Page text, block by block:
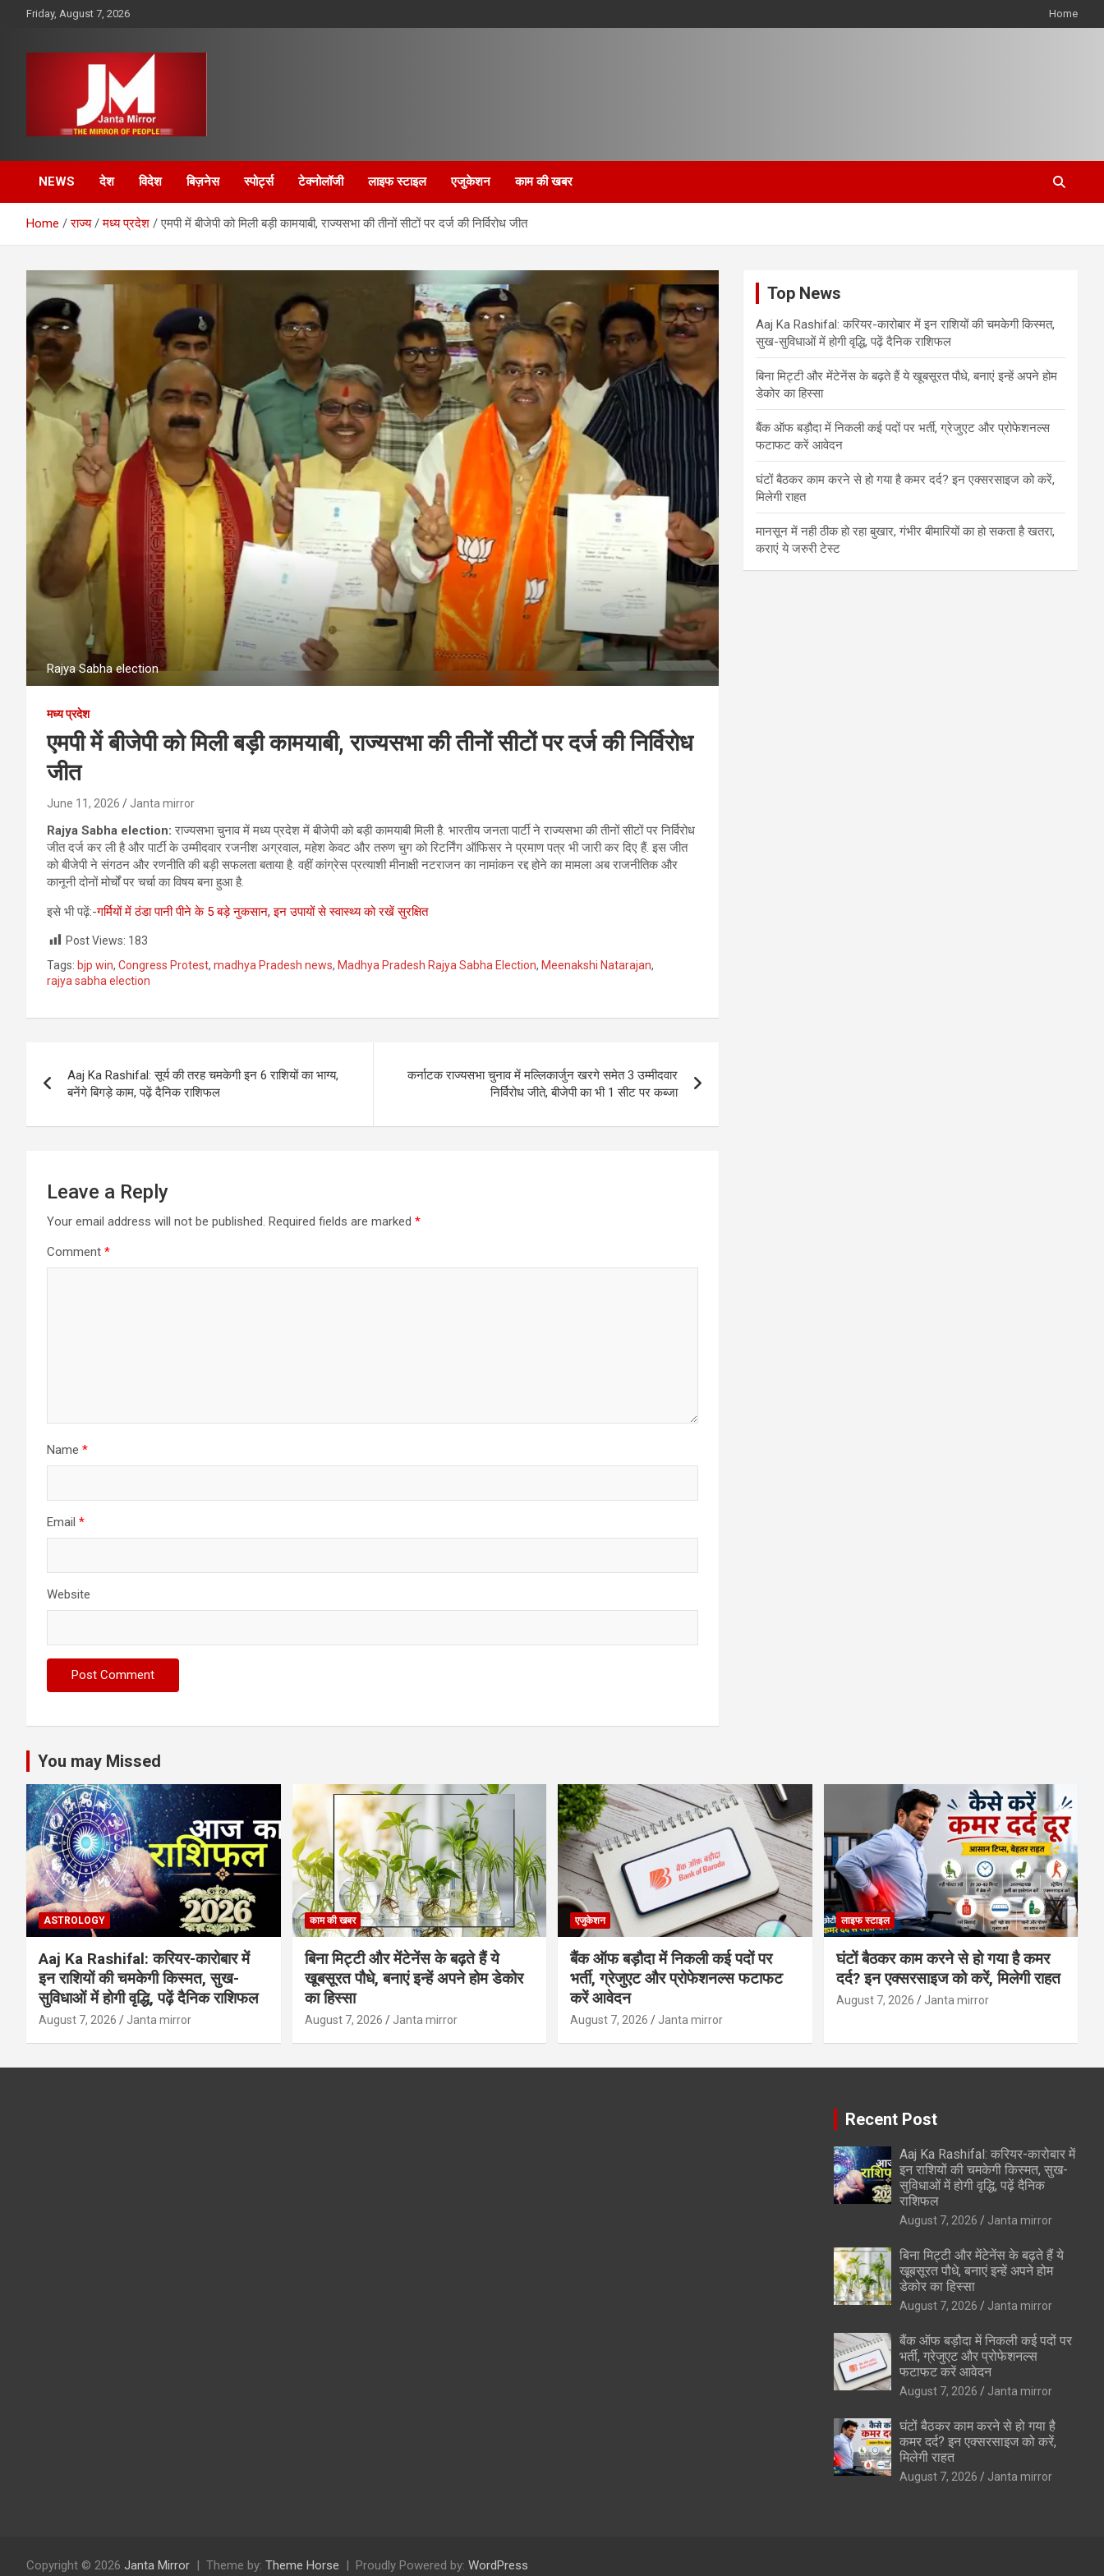
Friday, August 7, 2026 Home
Janta Mirror
NEWS देश विदेश बिज़नेस स्पोर्ट्स टेक्नोलॉजी लाइफ स्टाइल एजुकेशन काम की खबर
Home राज्य मध्य प्रदेश एमपी में बीजेपी को मिली बड़ी कामयाबी, राज्यसभा की तीनों सीटों पर दर्ज की निर्विरोध जीत
Rajya Sabha election
मध्य प्रदेश
एमपी में बीजेपी को मिली बड़ी कामयाबी, राज्यसभा की तीनों सीटों पर दर्ज की निर्विरोध
जीत
June 11, 2026 Janta mirror
Rajya Sabha election:राज्यसभा चुनाव में मध्य प्रदेश में बीजेपी को बड़ी कामयाबी मिली है. भारतीय जनता पार्टी ने राज्यसभा की तीनों सीटों पर निर्विरोध
जीत दर्ज कर ली है और पार्टी के उम्मीदवार रजनीश अग्रवाल, महेश केवट और तरुण चुग को रिटर्निंग ऑफिसर ने प्रमाण पत्र भी जारी कर दिए हैं. इस जीत
को बीजेपी ने संगठन और रणनीति की बड़ी सफलता बताया है. वहीं कांग्रेस प्रत्याशी मीनाक्षी नटराजन का नामांकन रद्द होने का मामला अब राजनीतिक और
कानूनी दोनों मोर्चों पर चर्चा का विषय बना हुआ है.
इसे भी पढ़ें:-गर्मियों में ठंडा पानी पीने के 5 बड़े नुकसान, इन उपायों से स्वास्थ्य को रखें सुरक्षित
Post Views: 183
Tags: bjp win, Congress Protest, madhya Pradesh news, Madhya Pradesh Rajya Sabha Election, Meenakshi Natarajan,
rajya sabha election
navigation
Aaj Ka Rashifal: सूर्य की तरह चमकेगी इन 6 राशियों का भाग्य,
बनेंगे बिगड़े काम, पढ़ें दैनिक राशिफल
कर्नाटक राज्यसभा चुनाव में मल्लिकार्जुन खरगे समेत 3 उम्मीदवार
निर्विरोध जीते, बीजेपी का भी 1 सीट पर कब्जा
Leave a Reply
Your email address will not be published. Required fields are marked *
Comment *
Name *
Email *
Website
Top News
Aaj Ka Rashifal: करियर-कारोबार में इन राशियों की चमकेगी किस्मत,
सुख-सुविधाओं में होगी वृद्धि, पढ़ें दैनिक राशिफल
बिना मिट्टी और मेंटेनेंस के बढ़ते हैं ये खूबसूरत पौधे, बनाएं इन्‍हें अपने होम
डेकोर का हिस्‍सा
बैंक ऑफ बड़ौदा में निकली कई पदों पर भर्ती, ग्रेजुएट और प्रोफेशनल्स
फटाफट करें आवेदन
घंटों बैठकर काम करने से हो गया है कमर दर्द? इन एक्सरसाइज को करें,
मिलेगी राहत
मानसून में नही ठीक हो रहा बुखार, गंभीर बीमारियों का हो सकता है खतरा,
कराएं ये जरुरी टेस्ट
You may Missed
ASTROLOGY
Aaj Ka Rashifal: करियर-कारोबार में
इन राशियों की चमकेगी किस्मत, सुख-
सुविधाओं में होगी वृद्धि, पढ़ें दैनिक राशिफल
August 7, 2026 Janta mirror
काम की खबर
बिना मिट्टी और मेंटेनेंस के बढ़ते हैं ये
खूबसूरत पौधे, बनाएं इन्‍हें अपने होम डेकोर
का हिस्‍सा
August 7, 2026 Janta mirror
एजुकेशन
बैंक ऑफ बड़ौदा में निकली कई पदों पर
भर्ती, ग्रेजुएट और प्रोफेशनल्स फटाफट
करें आवेदन
August 7, 2026 Janta mirror
लाइफ स्टाइल
घंटों बैठकर काम करने से हो गया है कमर
दर्द? इन एक्सरसाइज को करें, मिलेगी राहत
August 7, 2026 Janta mirror
Recent Post
Aaj Ka Rashifal: करियर-कारोबार में
इन राशियों की चमकेगी किस्मत, सुख-
सुविधाओं में होगी वृद्धि, पढ़ें दैनिक
राशिफल
August 7, 2026 Janta mirror
बिना मिट्टी और मेंटेनेंस के बढ़ते हैं ये
खूबसूरत पौधे, बनाएं इन्‍हें अपने होम
डेकोर का हिस्‍सा
August 7, 2026 Janta mirror
बैंक ऑफ बड़ौदा में निकली कई पदों पर
भर्ती, ग्रेजुएट और प्रोफेशनल्स
फटाफट करें आवेदन
August 7, 2026 Janta mirror
घंटों बैठकर काम करने से हो गया है
कमर दर्द? इन एक्सरसाइज को करें,
मिलेगी राहत
August 7, 2026 Janta mirror
Copyright © 2026 Janta Mirror Theme by: Theme Horse Proudly Powered by: WordPress